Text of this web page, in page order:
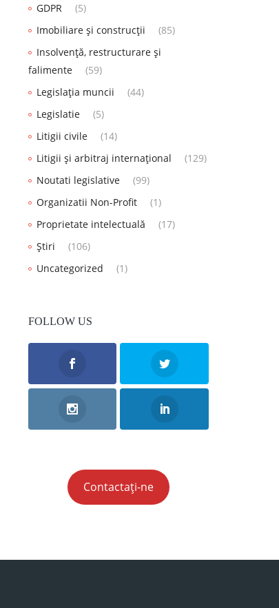
GDPR
(5)
Imobiliare și construcții
(85)
Insolvență, restructurare și
falimente
(59)
Legislația muncii
(44)
Legislatie
(5)
Litigii civile
(14)
Litigii și arbitraj internațional
(129)
Noutati legislative
(99)
Organizatii Non-Profit
(1)
Proprietate intelectuală
(17)
Știri
(106)
Uncategorized
(1)
FOLLOW US
Contactați-ne